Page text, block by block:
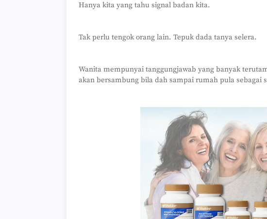
Hanya kita yang tahu signal badan kita.
Tak perlu tengok orang lain. Tepuk dada tanya selera.
Wanita mempunyai tanggungjawab yang banyak
akan bersambung bila dah sampai rumah pula sebagai